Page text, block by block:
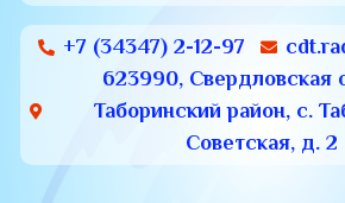
+7 (34347) 2-12-97
623990, Свердловская
Таборинский район, с.
Советская, д. 2